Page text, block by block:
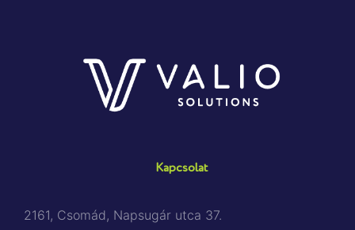
Kapcsolat
2161, Csomád, Napsugár utca 37.